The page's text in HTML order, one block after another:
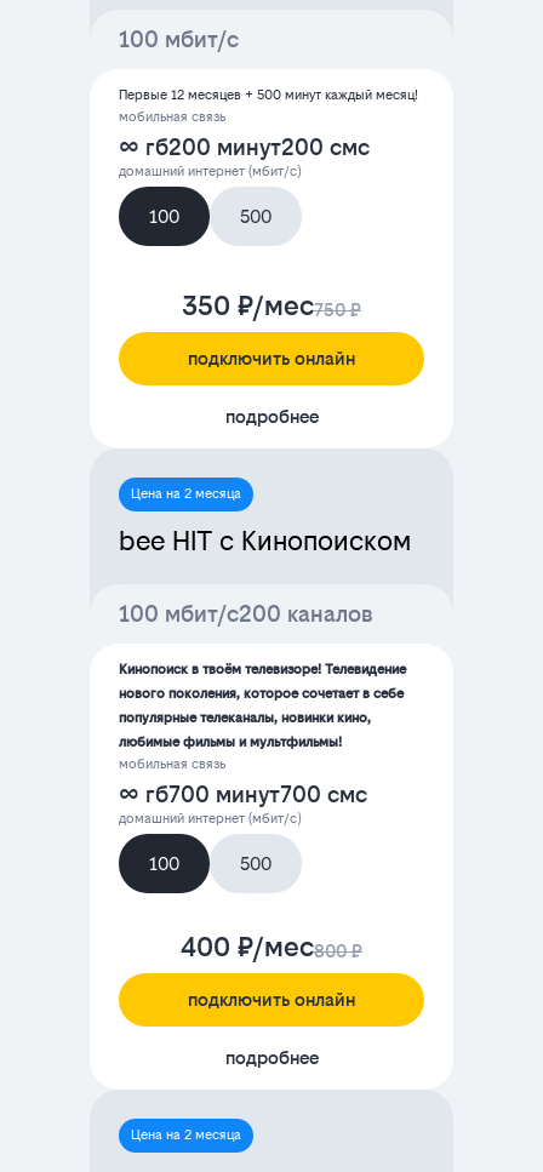
100 мбит/с
Первые 12 месяцев + 500 минут каждый месяц!
мобильная связь
∞ гб200 минут200 смс
домашний интернет (мбит/с)
100 500
350 ₽/мес750 ₽
подключить онлайн
подробнее
Цена на 2 месяца
bee HIT с Кинопоиском
100 мбит/с200 каналов
Кинопоиск в твоём телевизоре! Телевидение
нового поколения, которое сочетает в себе
популярные телеканалы, новинки кино,
любимые фильмы и мультфильмы!
мобильная связь
∞ гб700 минут700 смс
домашний интернет (мбит/с)
100 500
400 ₽/мес800 ₽
подключить онлайн
подробнее
Цена на 2 месяца